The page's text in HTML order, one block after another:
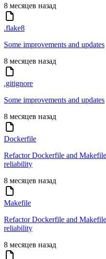
8 месяцев назад
.flake8
Some improvements and updates
8 месяцев назад
.gitignore
Some improvements and updates
8 месяцев назад
Dockerfile
Refactor Dockerfile and
reliability
8 месяцев назад
Makefile
Refactor Dockerfile and
reliability
8 месяцев назад